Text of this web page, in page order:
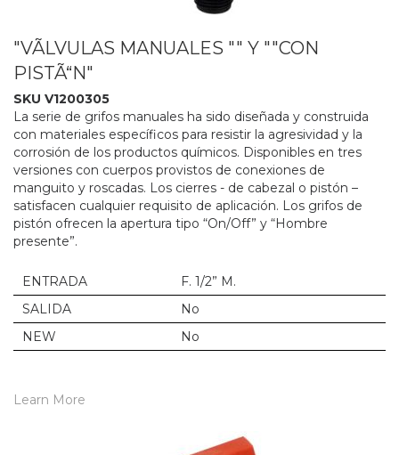
"VÃLVULAS MANUALES "" Y ""CON
PISTÃ“N"
SKU V1200305
La serie de grifos manuales ha sido diseñada y construida
con materiales específicos para resistir la agresividad y la
corrosión de los productos químicos. Disponibles en tres
versiones con cuerpos provistos de conexiones de
manguito y roscadas. Los cierres - de cabezal o pistón –
satisfacen cualquier requisito de aplicación. Los grifos de
pistón ofrecen la apertura tipo “On/Off” y “Hombre
presente”.
ENTRADA
F. 1/2” M.
SALIDA
No
NEW
No
Learn More